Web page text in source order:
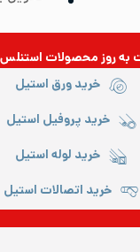
روزمحصولات
خرید ورق استیل
خرید پروفیل استیل
خرید لوله استیل
خرید اتصالات استیل